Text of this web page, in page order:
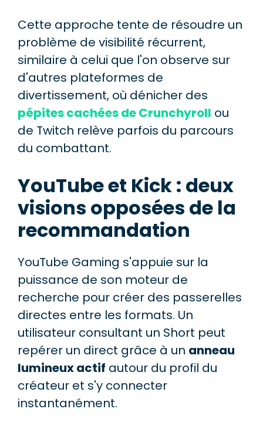
Cette approche tente de résoudre un
problème de visibilité récurrent,
similaire à celui que l'on observe sur
d'autres plateformes de
divertissement, où dénicher des
pépites cachées de Crunchyroll ou
de Twitch relève parfois du parcours
du combattant.
YouTube et Kick : deux
visions opposées de la
recommandation
YouTube Gaming s'appuie sur la
puissance de son moteur de
recherche pour créer des passerelles
directes entre les formats. Un
utilisateur consultant un Short peut
repérer un direct grâce à un anneau
lumineux actif autour du profil du
créateur et s'y connecter
instantanément.